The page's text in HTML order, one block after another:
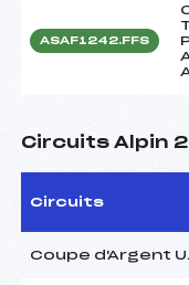
ASAF1242.FFS
Circuits Alpin
Circuits
Coupe d'Argent